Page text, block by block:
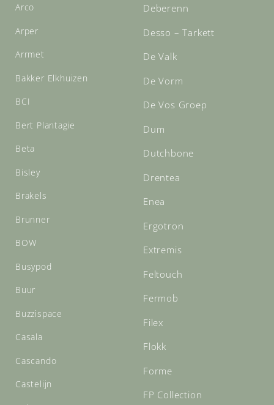
Arco
Arper
Arrmet
Bakker Elkhuizen
BCI
Bert Plantagie
Beta
Bisley
Brakels
Brunner
BOW
Busypod
Buur
Buzzispace
Casala
Cascando
Castelijn
Deberenn
Desso – Tarkett
De Valk
De Vorm
De Vos Groep
Dum
Dutchbone
Drentea
Enea
Ergotron
Extremis
Feltouch
Fermob
Filex
Flokk
Forme
FP Collection